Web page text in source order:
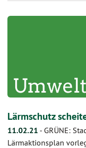
Lärmschutz
11.02.21 - GRÜNE:
Lärmaktionsplan